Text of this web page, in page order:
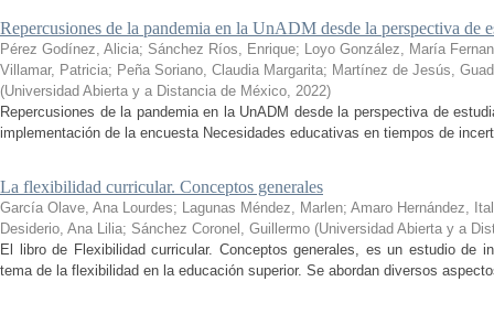
Repercusiones de la pandemia en la UnADM desde la perspectiva de
Pérez Godínez, Alicia; Sánchez Ríos, Enrique; Loyo González, María
Villamar, Patricia; Peña Soriano, Claudia Margarita; Martínez de Jesús,
(Universidad Abierta y a Distancia de México, 2022)
Repercusiones de la pandemia en la UnADM desde la perspectiva de
implementación de la encuesta Necesidades educativas en tiempos de
La flexibilidad curricular. Conceptos generales
García Olave, Ana Lourdes; Lagunas Méndez, Marlen; Amaro Hernández,
Desiderio, Ana Lilia; Sánchez Coronel, Guillermo (Universidad Abierta y a
El libro de Flexibilidad curricular. Conceptos generales, es un estudio de
tema de la flexibilidad en la educación superior. Se abordan diversos